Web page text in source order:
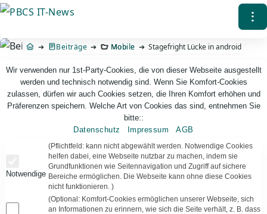
Direkt
Inhalt
⁝
Beiträge Mobile Stagefright Lücke in android
PBCS IT-News – IT. Web. Einfach. Webdesign, Analyse & Beratung
Stagefright Lücke in android
#SamsungGalaxy S5 und S4 erhalten nun einen
Wir verwenden nur 1st-Party-Cookies, die von dieser Webseite ausgestellt
werden und technisch notwendig sind. Wenn Sie Komfort-Cookies
zulassen, dürfen wir auch Cookies setzen, die Ihren Komfort erhöhen und
Präferenzen speichern. Welche Art von Cookies das sind, entnehmen Sie
bitte::
Datenschutz
Impressum AGB
Notwendige
(Pflichtfeld: kann nicht abgewählt werden. Notwendige Cookies
helfen dabei, eine Webseite nutzbar zu machen, indem sie
Grundfunktionen wie Seitennavigation und Zugriff auf sichere
Bereiche ermöglichen. Die Webseite kann ohne diese Cookies
nicht funktionieren. )
(Optional: Komfort-Cookies ermöglichen unserer Webseite, sich
an Informationen zu erinnern, wie sich die Seite verhält, z. B. dass